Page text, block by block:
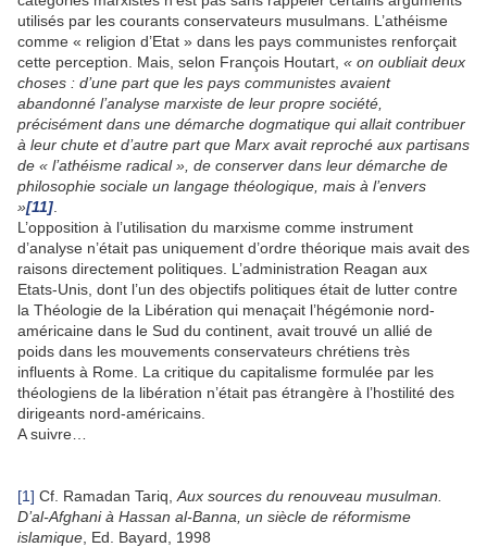
utilisés par les courants conservateurs musulmans. L’athéisme
comme « religion d’Etat » dans les pays communistes renforçait
cette perception. Mais, selon François Houtart, « on oubliait deux
choses : d’une part que les pays communistes avaient
abandonné l’analyse marxiste de leur propre société,
précisément dans une démarche dogmatique qui allait contribuer
à leur chute et d’autre part que Marx avait reproché aux partisans
de « l’athéisme radical », de conserver dans leur démarche de
philosophie sociale un langage théologique, mais à l’envers
»[11]
L’opposition à l’utilisation du marxisme comme instrument
d’analyse n’était pas uniquement d’ordre théorique mais avait des
raisons directement politiques. L’administration Reagan aux
Etats-Unis, dont l’un des objectifs politiques était de lutter contre
la Théologie de la Libération qui menaçait l’hégémonie nord-
américaine dans le Sud du continent, avait trouvé un allié de
poids dans les mouvements conservateurs chrétiens très
influents à Rome. La critique du capitalisme formulée par les
théologiens de la libération n’était pas étrangère à l’hostilité des
dirigeants nord-américains.
A suivre…
[1] Cf. Ramadan Tariq, Aux sources du renouveau musulman.
D’al-Afghani à Hassan al-Banna, un siècle de réformisme
islamique , Ed. Bayard, 1998